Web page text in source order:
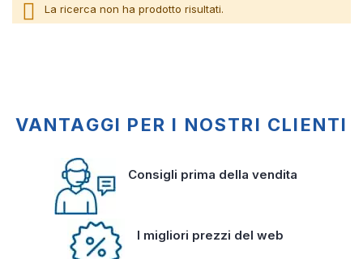
La ricerca non ha prodotto risultati.
VANTAGGI PER I NOSTRI CLIENTI
Consigli prima della vendita
I migliori prezzi del web